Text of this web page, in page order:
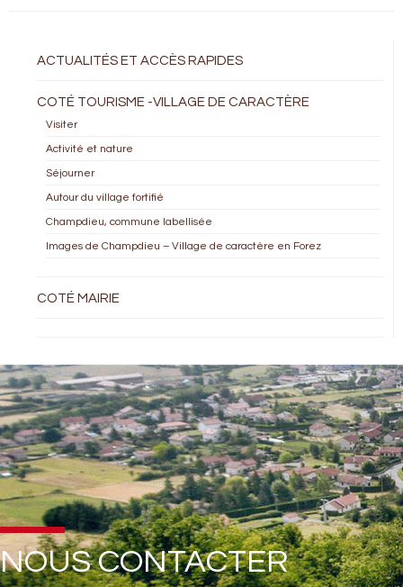
ACTUALITÉS ET ACCÈS RAPIDES
COTÉ TOURISME -VILLAGE DE CARACTÈRE
Visiter
Activité et nature
Séjourner
Autour du village fortifié
Champdieu, commune labellisée
Images de Champdieu – Village de caractère en Forez
COTÉ MAIRIE
NOUS CONTACTER